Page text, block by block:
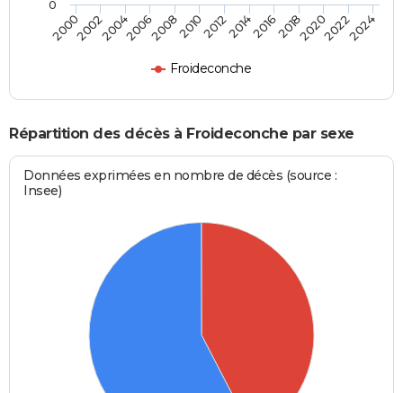
Froideconche
2000200220042006200820102012201420162018202020222024
0
Répartition des décès à Froideconche par sexe
Données exprimées en nombre de décès (source :
Insee)